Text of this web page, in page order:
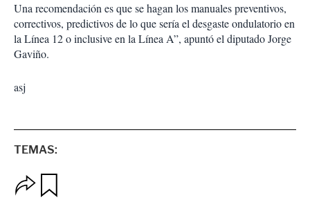
Una recomendación es que se hagan los manuales preventivos,
correctivos, predictivos de lo que sería el desgaste ondulatorio en
la Línea 12 o inclusive en la Línea A”, apuntó el diputado Jorge
Gaviño.
asj
TEMAS: